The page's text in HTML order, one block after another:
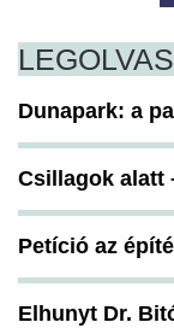
Dunapark: a
Csillagok alatt
Petíció az
Elhunyt Dr.